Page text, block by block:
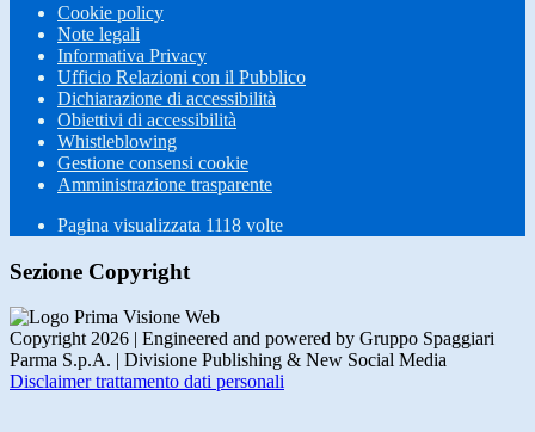
Cookie policy
Note legali
Informativa Privacy
Ufficio Relazioni con il Pubblico
Dichiarazione di accessibilità
Obiettivi di accessibilità
Whistleblowing
Gestione consensi cookie
Amministrazione trasparente
Pagina visualizzata 1118 volte
Sezione Copyright
Copyright 2026 | Engineered and powered by Gruppo Spaggiari
Parma S.p.A. | Divisione Publishing & New Social Media
Disclaimer trattamento dati personali